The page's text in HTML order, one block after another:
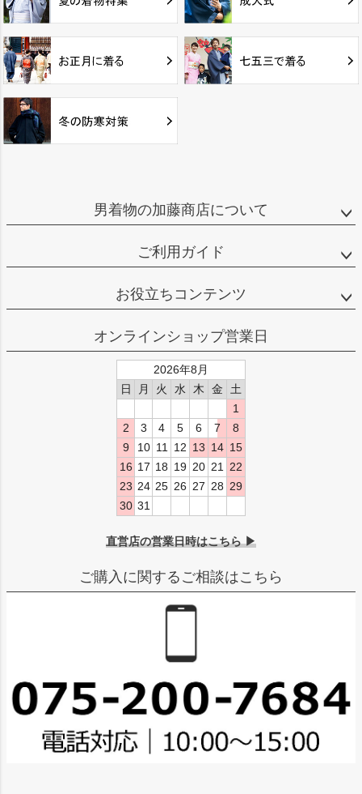
男着物の加藤商店について
ご利用ガイド
お役立ちコンテンツ
オンラインショップ営業日
2026年8月
日
月 火 水 木 金
土
1
2
3 4 5 6 7
8
9
10 11 12 13 14 15
16 17 18 19 20 21
22
23 24 25 26 27 28 29
30 31
直営店の営業日時はこちら ▶
ご購入に関するご相談はこちら